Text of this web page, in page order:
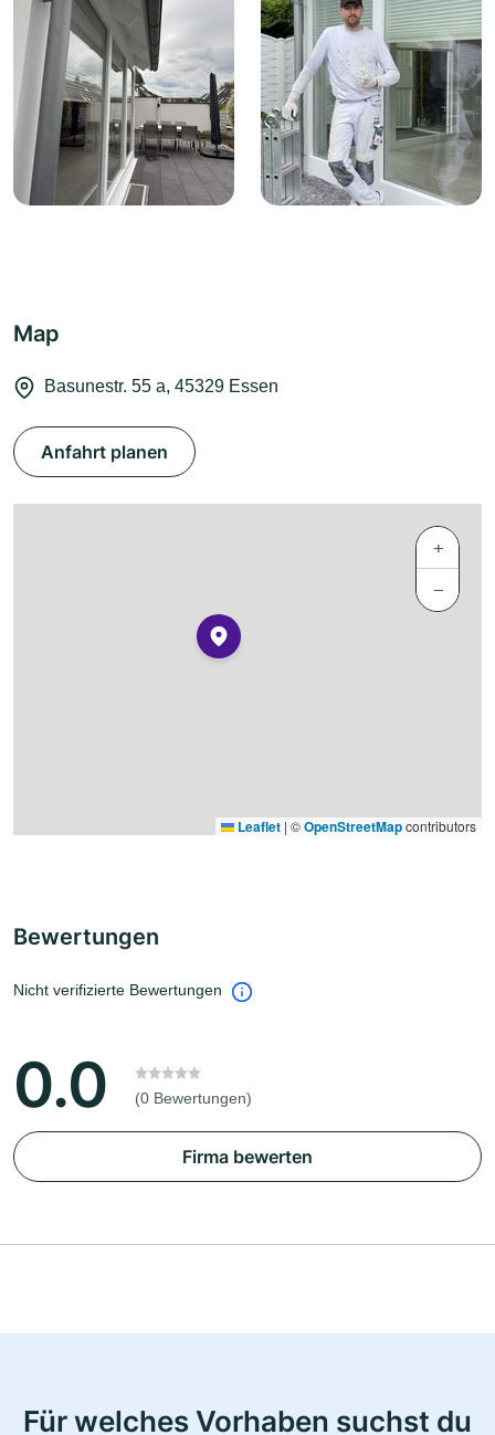
Map
Basunestr. 55 a, 45329 Essen
Anfahrt planen
+
−
Leaflet | ©OpenStreetMapcontributors
Bewertungen
Nicht verifizierte Bewertungen
0.0 (0 Bewertungen)
Firma bewerten
Für welches Vorhaben suchst du